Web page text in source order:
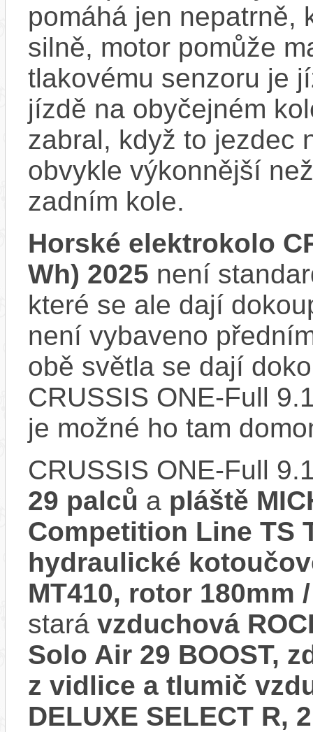
pomáhá jen nepatrně,
silně, motor pomůže
tlakovému senzoru je
jízdě na obyčejném
zabral, když to jezdec
obvykle výkonnější
zadním kole.
Horské elektrokolo
Wh) 2025 není
které se ale dají
není vybaveno
obě světla se dají
CRUSSIS ONE-Full
je možné ho tam
CRUSSIS ONE-Full
29 palců a pláště
Competition Line TS
hydraulické
MT410, rotor 180mm
stará vzduchová
Solo Air 29 BOOST,
z vidlice a tlumič
DELUXE SELECT R,